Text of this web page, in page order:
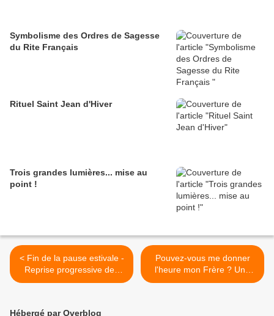
Symbolisme des Ordres de Sagesse
du Rite Français
Rituel Saint Jean d'Hiver
Trois grandes lumières... mise au
point !
< Fin de la pause estivale -
Reprise progressive des
Travaux avec F:. et V:.
Pouvez-vous me donner
l'heure mon Frère ? Une
petite énigme pour clore
Hébergé par Overblog